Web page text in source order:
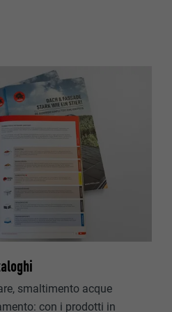
smaltimento acque
con i prodotti in